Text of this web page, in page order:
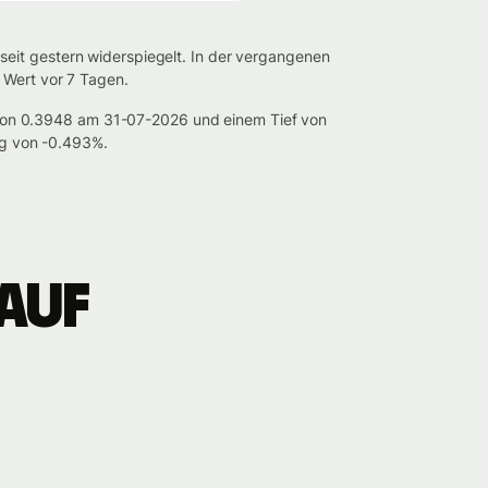
gestern widerspiegelt. In der vergangenen
vor 7 Tagen.
0.3948 am 31-07-2026 und einem Tief von
von -0.493%.